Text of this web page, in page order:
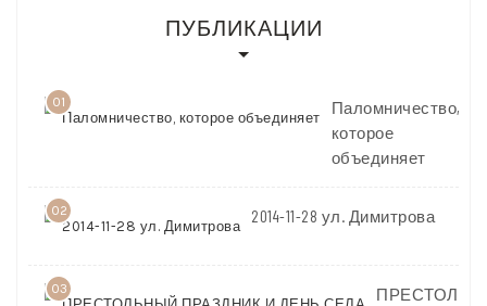
ПУБЛИКАЦИИ
01
Паломничество,
которое
объединяет
02 2014-11-28 ул. Димитрова
03